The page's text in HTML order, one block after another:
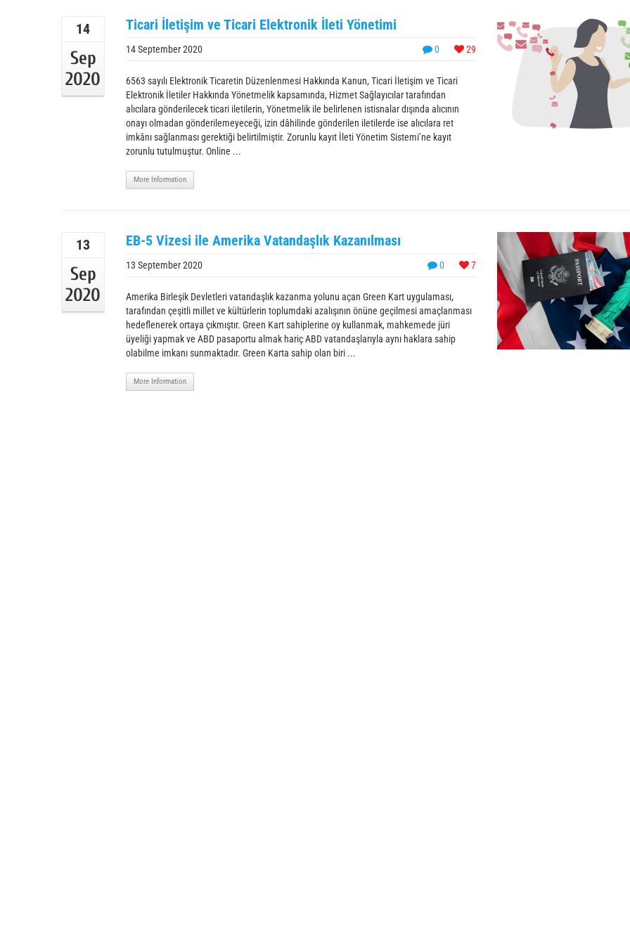
14
Sep
2020
Ticari İletişim ve Ticari Elektronik İleti Yönetimi
0 29
14 September 2020
6563 sayılı Elektronik Ticaretin Düzenlenmesi Hakkında Kanun, Ticari İletişim ve Ticari
Elektronik İletiler Hakkında Yönetmelik kapsamında, Hizmet Sağlayıcılar tarafından
alıcılara gönderilecek ticari iletilerin, Yönetmelik ile belirlenen istisnalar dışında alıcının
onayı olmadan gönderilemeyeceği, izin dâhilinde gönderilen iletilerde ise alıcılara ret
imkânı sağlanması gerektiği belirtilmiştir. Zorunlu kayıt İleti Yönetim Sistemi’ne kayıt
zorunlu tutulmuştur. Online ...
More Information
13
Sep
2020
EB-5 Vizesi ile Amerika Vatandaşlık Kazanılması
0 7
13 September 2020
Amerika Birleşik Devletleri vatandaşlık kazanma yolunu açan Green Kart uygulaması,
tarafından çeşitli millet ve kültürlerin toplumdaki azalışının önüne geçilmesi amaçlanması
hedeflenerek ortaya çıkmıştır. Green Kart sahiplerine oy kullanmak, mahkemede jüri
üyeliği yapmak ve ABD pasaportu almak hariç ABD vatandaşlarıyla aynı haklara sahip
olabilme imkanı sunmaktadır. Green Karta sahip olan biri ...
More Information